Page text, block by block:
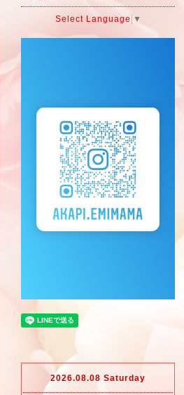
Select Language ▼
2026.08.08 Saturday